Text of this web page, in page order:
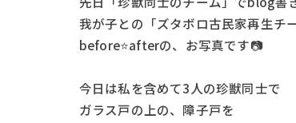
我が子との「ズタボロ古民家再生チ
before⭐afterの、お写真です📷
今日は私を含めて3人の珍獣同士で
ガラス戸の上の、障子戸を